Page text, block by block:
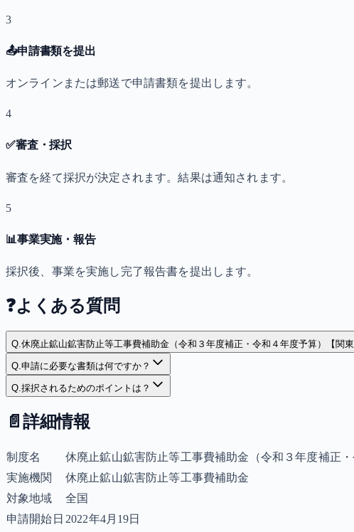
3
📤申請書類を提出
オンラインまたは郵送で申請書類を提出します。
4
✅審査・採択
審査を経て採択が決定されます。結果は通知されます。
5
📊事業実施・報告
採択後、事業を実施し完了報告書を提出します。
❓よくある質問
Q.休廃止鉱山鉱害防止等工事費補助金（令和３年度補正・令和４年度予算）【関
Q.申請に必要な書類は何ですか？
Q.採択されるためのポイントは？
📄 詳細情報
制度名
休廃止鉱山鉱害防止等工事費補助金（令和３年度補正
実施機関
休廃止鉱山鉱害防止等工事費補助金
対象地域
全国
申請開始日 2022年4月19日